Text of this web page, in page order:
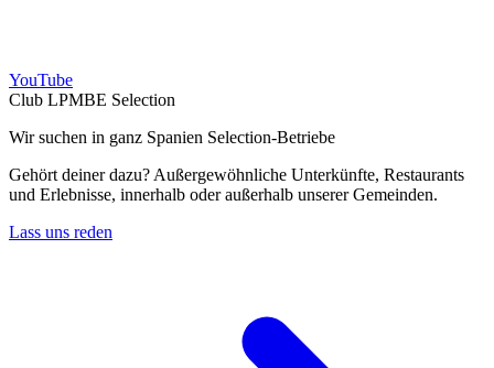
YouTube
Club LPMBE Selection
Wir suchen in ganz Spanien Selection-Betriebe
Gehört deiner dazu? Außergewöhnliche Unterkünfte, Restaurants
und Erlebnisse, innerhalb oder außerhalb unserer Gemeinden.
Lass uns reden